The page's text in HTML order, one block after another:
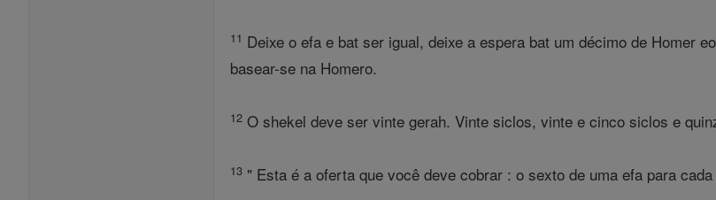
11 Deixe o efa e bat ser igual, deixe a espera bat um décimo de Homer
basear-se na Homero.
12 O shekel deve ser vinte gerah. Vinte siclos, vinte e cinco siclos e
13 " Esta é a oferta que você deve cobrar : o sexto de uma efa para